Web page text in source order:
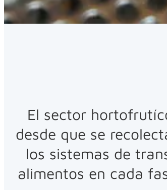
El sector
desde que se
los sistemas de
alimentos en cada